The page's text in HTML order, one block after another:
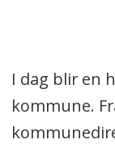
I dag blir en
kommune.